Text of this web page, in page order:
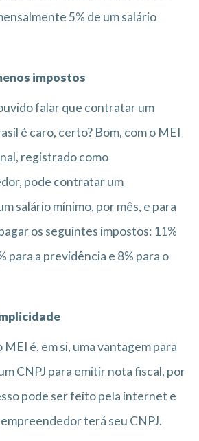
5% de um salário
impostos
falar que contratar um
é caro, certo? Bom, com o MEI
registrado como
pode contratar um
salário mínimo, por mês, e para
os seguintes impostos: 11%
para a previdência e 8% para o
é, em si, uma vantagem para
CNPJ para emitir nota fiscal, por
pode ser feito pela internet e
terá seu CNPJ.